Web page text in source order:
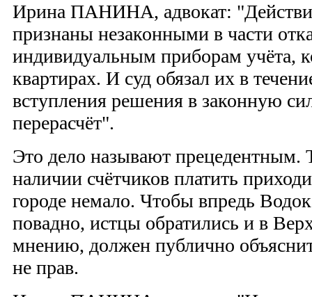
Ирина ПАНИНА, адвокат:
признаны незаконными в части
индивидуальным приборам учёта,
квартирах. И суд обязал их в
вступления решения в законную
перерасчёт".
Это дело называют прецедентным.
наличии счётчиков платить
городе немало. Чтобы впредь
повадно, истцы обратились и в
мнению, должен публично
не прав.